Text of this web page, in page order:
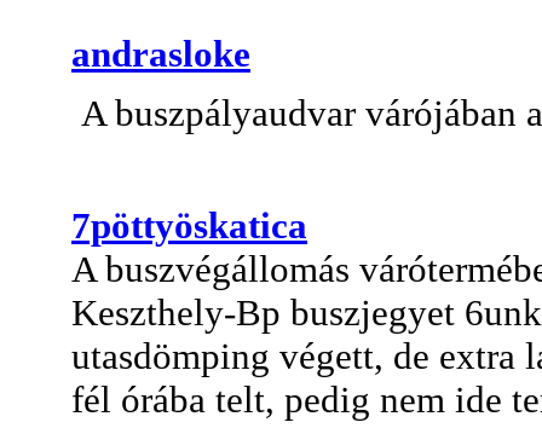
andrasloke
A buszpályaudvar várójában
7pöttyöskatica
A buszvégállomás
Keszthely-Bp buszjegyet
utasdömping végett, de extra
fél órába telt, pedig nem ide